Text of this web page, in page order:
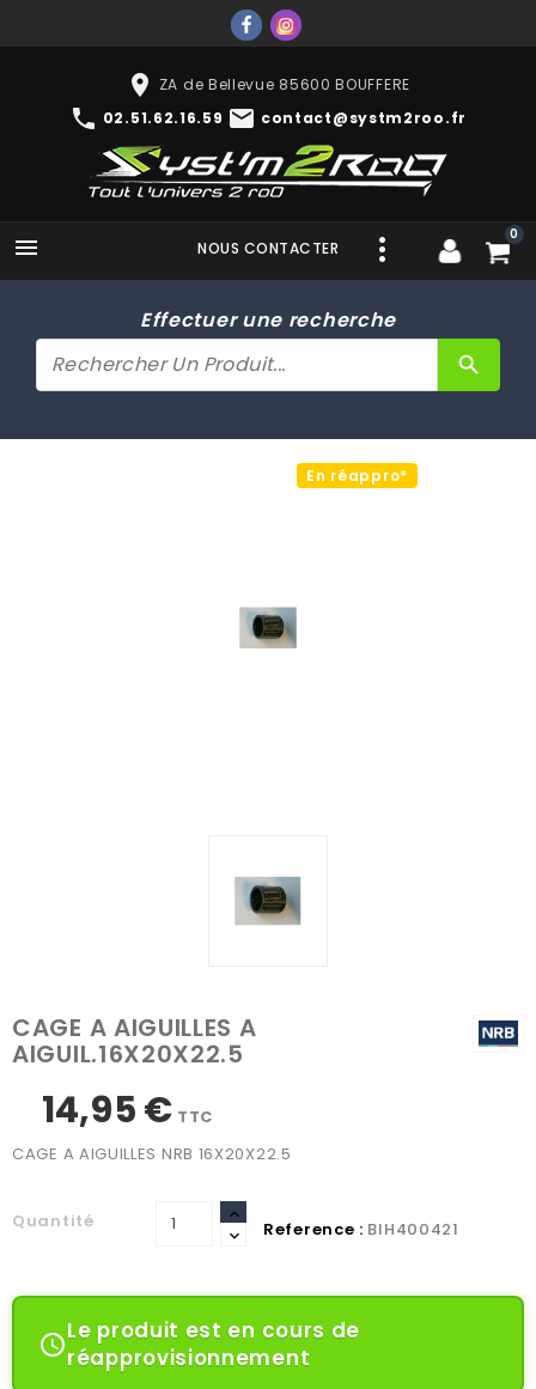
place ZA de Bellevue 85600 BOUFFERE
phone 02.51.62.16.59 mail contact@systm2roo.fr
 0
NOUS CONTACTER
Effectuer une recherche
search
En réappro*
CAGE A AIGUILLES A
AIGUIL.16X20X22.5
14,95 € TTC
CAGE A AIGUILLES NRB 16X20X22.5
Quantité Reference : BIH400421
Le produit est en cours de
réapprovisionnement